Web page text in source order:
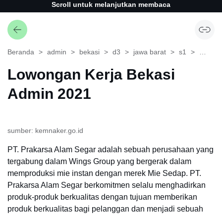
Scroll untuk melanjutkan membaca
Beranda admin bekasi d3 jawa barat s1
Lowongan Kerja Bekasi
Admin 2021
sumber: kemnaker.go.id
PT. Prakarsa Alam Segar adalah sebuah perusahaan yang
tergabung dalam Wings Group yang bergerak dalam
memproduksi mie instan dengan merek Mie Sedap. PT.
Prakarsa Alam Segar berkomitmen selalu menghadirkan
produk-produk berkualitas dengan tujuan memberikan
produk berkualitas bagi pelanggan dan menjadi sebuah